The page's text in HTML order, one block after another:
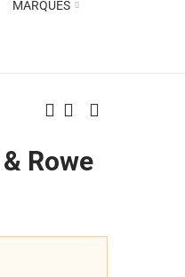
MARQUES
Rowe